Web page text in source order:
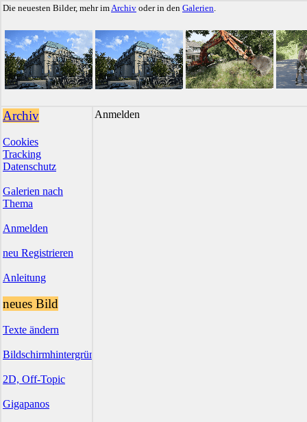
Die neuesten Bilder, mehr imArchiv oder in den Galerien.
Archiv
Cookies
Tracking
Datenschutz
Galerien nach
Thema
Anmelden
neu Registrieren
Anleitung
neues Bild
Texte ändern
Bildschirmhintergründe
2D, Off-Topic
Gigapanos
Anmelden